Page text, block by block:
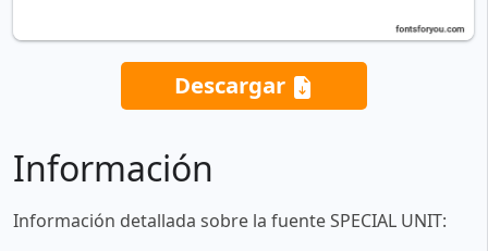
Descargar
Información
Información detallada sobre la fuente SPECIAL UNIT: